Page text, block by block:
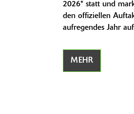
2026* statt und
den offiziellen
aufregendes Jahr
MEHR